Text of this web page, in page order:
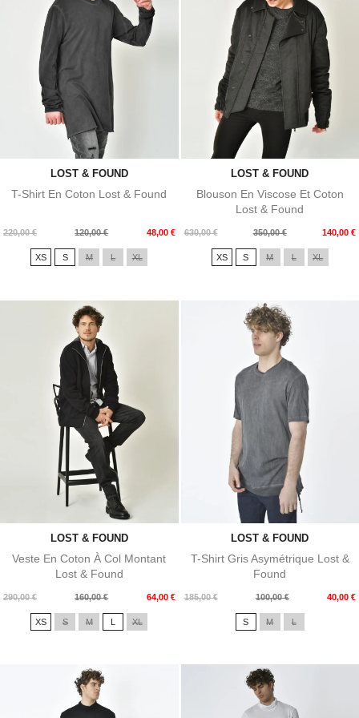
LOST & FOUND
T-Shirt En Coton Lost & Found
220,00 €
Prix
120,00 € 48,00 €
Prix
XS S M L XL
LOST & FOUND
Blouson En Viscose Et Coton
Lost & Found
630,00 €
Prix
350,00 € 140,00 €
Prix
XS S M L XL
LOST & FOUND
Veste En Coton À Col Montant
Lost & Found
290,00 €
Prix
160,00 € 64,00 €
Prix
XS S M L XL
LOST & FOUND
T-Shirt Gris Asymétrique Lost &
Found
185,00 €
Prix
100,00 € 40,00 €
Prix
S M L